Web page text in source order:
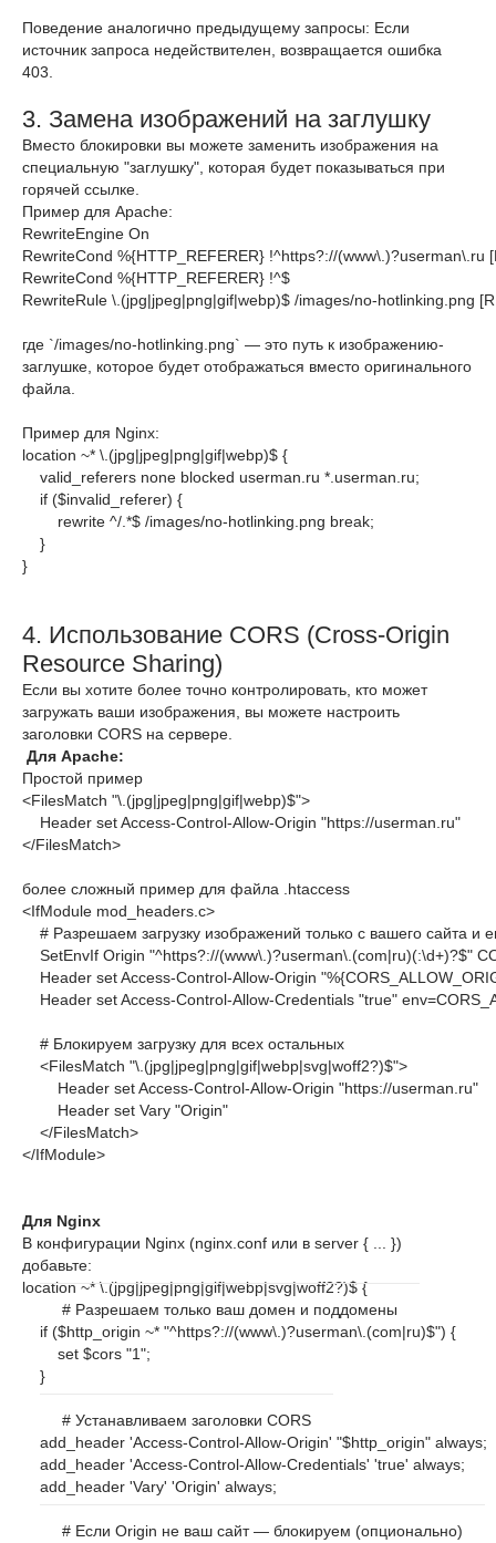
Поведение аналогично предыдущему запросы: Если
источник запроса недействителен, возвращается ошибка
403.
3. Замена изображений на заглушку
Вместо блокировки вы можете заменить изображения на
специальную "заглушку", которая будет показываться при
горячей ссылке.
Пример для Apache:
RewriteEngine On
RewriteCond %{HTTP_REFERER} !^https?://(www\.)?userman\.ru
RewriteCond %{HTTP_REFERER} !^$
RewriteRule \.(jpg|jpeg|png|gif|webp)$ /images/no
где `/images/no-hotlinking.png` — это путь к изображению-
заглушке, которое будет отображаться вместо оригинального
файла.
Пример для Nginx:
location ~* \.(jpg|jpeg|png|gif|webp)$ {
    valid_referers none blocked userman.ru *.userman.ru;
if ($invalid_referer) {
        rewrite ^
/.*$ /images/no-hotlinking.png break;
    }
4. Использование CORS (Cross-Origin
Resource Sharing)
Если вы хотите более точно контролировать, кто может
загружать ваши изображения, вы можете настроить
заголовки CORS на сервере.
Для Apache:
Простой пример
<FilesMatch "\ (jpg|jpeg|png|gif|webp)$">
</FilesMatch>
более сложный пример для файла .htaccess
<IfModule mod_headers.c>
# Разрешаем загрузку изображений только с вашего сайта и
SetEnvIf Origin "^https?://
Header set Access-Control-Allow-Origin
Header set Access-Control-Allow-Credentials "true"
    # Блокируем загрузку для всех остальных
<FilesMatch "\ (jpg|jpeg|png|gif|webp|svg|woff2?)$">
        Header set Access-Control-Allow-Origin "https://userman.ru"
        Header set Vary "Origin"
</FilesMatch>
</IfModule>
Для Nginx
В конфигурации Nginx (nginx.conf или в server { ... })
добавьте:
location ~* \.(jpg|jpeg|png|gif|webp|svg|woff2?)$ {
# Разрешаем только ваш домен и поддомены
if ($http_origin ~* "^https?://(www\.)?userman\.(com|ru)$") {
        set
$cors "1";
    }
# Устанавливаем заголовки CORS
    add_header
'Access-Control-Allow-Origin' "$http_origin" always;
    add_header
'Access-Control-Allow-Credentials' 'true' always;
    add_header
'Vary' 'Origin' always;
# Если Origin не ваш сайт — блокируем (опционально)